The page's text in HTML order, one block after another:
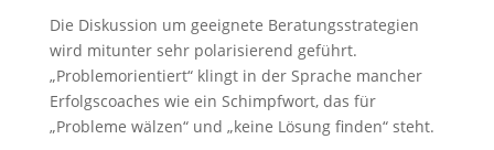
Die Diskussion um geeignete Beratungsstrategien
wird mitunter sehr polarisierend geführt.
„Problemorientiert“ klingt in der Sprache mancher
Erfolgscoaches wie ein Schimpfwort, das für
„Probleme wälzen“ und „keine Lösung finden“ steht.